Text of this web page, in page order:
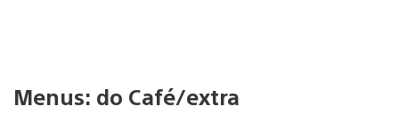
Menus: do Café/extra